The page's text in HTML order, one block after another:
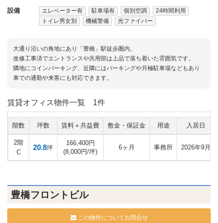
設備 エレベーター有 駐車場有 個別空調
24時間利用
トイレ男女別
機械警備 光ファイバー
大通り沿いの角地にあり「豊橋」駅徒歩圏内。
改修工事済でエントランスや共用部は上品で落ち着いた雰囲気です。
隣地にコインパーキング、近隣にはパーキングや月極駐車場などもあり
車での通勤や来客にも対応できます。
賃貸オフィス物件一覧 1件
階数 坪数 賃料＋共益費 敷金・保証金 用途 入居日
2階
C
20.8坪
166,400円
(8,000円/坪)
6ヶ月 事務所 2026年9月
豊橋フロントビル
この物件についてお問合せ